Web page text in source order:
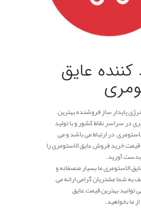
کننده عایق
پایدار ساز فروشنده بهترین
در سراسر نقاط کشور و با تولید
در ارتباط می باشد و می
خرید فروش عایق الاستومری را
بدست آورید.
الاستومری ما بسیار منصفانه و
به شما مشتریان گرامی ارائه می
بهترین قیمت عایق
ما بخواهید.